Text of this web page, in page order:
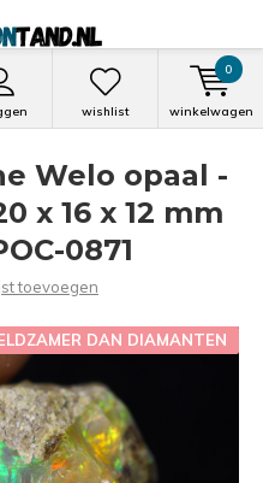
wishlist winkelwagen
0
Welo opaal -
x 16 x 12 mm
0871
toevoegen
DAN DIAMANTEN